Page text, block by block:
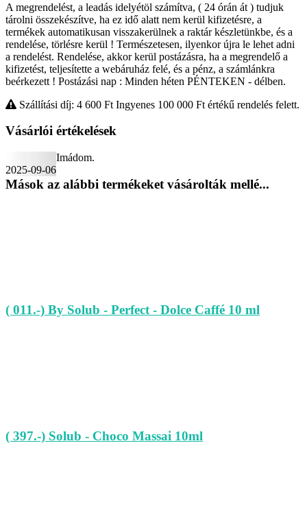
A megrendelést, a leadás idelyétöl számítva, ( 24 órán át ) tudjuk
tárolni összekészítve, ha ez idő alatt nem kerül kifizetésre, a
termékek automatikusan visszakerülnek a raktár készletünkbe, és a
rendelése, törlésre kerül ! Természetesen, ilyenkor újra le lehet adni
a rendelést. Rendelése, akkor kerül postázásra, ha a megrendelő a
kifizetést, teljesítette a webáruház felé, és a pénz, a számlánkra
beérkezett ! Postázási nap : Minden héten PÉNTEKEN - délben.
Szállítási díj: 4 600 Ft Ingyenes 100 000 Ft értékű rendelés felett.
Vásárlói értékelések
2025-09-06
Imádom.
Mások az alábbi termékeket vásárolták mellé...
( 011.-) By Solub - Perfect - Dolce Caffé 10 ml
( 397.-) Solub - Choco Massai 10ml